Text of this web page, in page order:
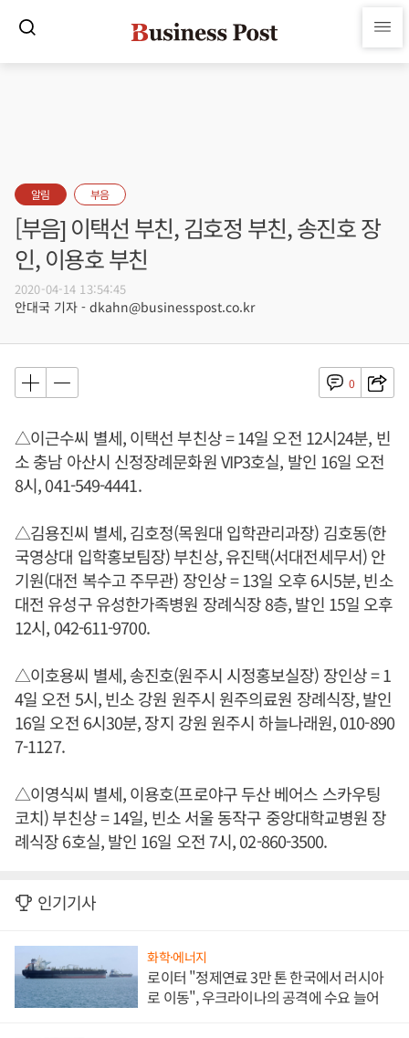
알림 부음
[부음] 이택선 부친, 김호정 부친, 송진호 장
인, 이용호 부친
2020-04-14 13:54:45
안대국 기자 - dkahn@businesspost.co.kr
0
△이근수씨 별세, 이택선 부친상 = 14일 오전 12시24분, 빈
소 충남 아산시 신정장례문화원 VIP3호실, 발인 16일 오전
8시, 041-549-4441.
△김용진씨 별세, 김호정(목원대 입학관리과장) 김호동(한
국영상대 입학홍보팀장) 부친상, 유진택(서대전세무서) 안
기원(대전 복수고 주무관) 장인상 = 13일 오후 6시5분, 빈소
대전 유성구 유성한가족병원 장례식장 8층, 발인 15일 오후
12시, 042-611-9700.
△이호용씨 별세, 송진호(원주시 시정홍보실장) 장인상 = 1
4일 오전 5시, 빈소 강원 원주시 원주의료원 장례식장, 발인
16일 오전 6시30분, 장지 강원 원주시 하늘나래원, 010-890
7-1127.
△이영식씨 별세, 이용호(프로야구 두산 베어스 스카우팅
코치) 부친상 = 14일, 빈소 서울 동작구 중앙대학교병원 장
례식장 6호실, 발인 16일 오전 7시, 02-860-3500.
인기기사
화학·에너지
로이터 "정제연료 3만 톤 한국에서 러시아
로 이동", 우크라이나의 공격에 수요 늘어